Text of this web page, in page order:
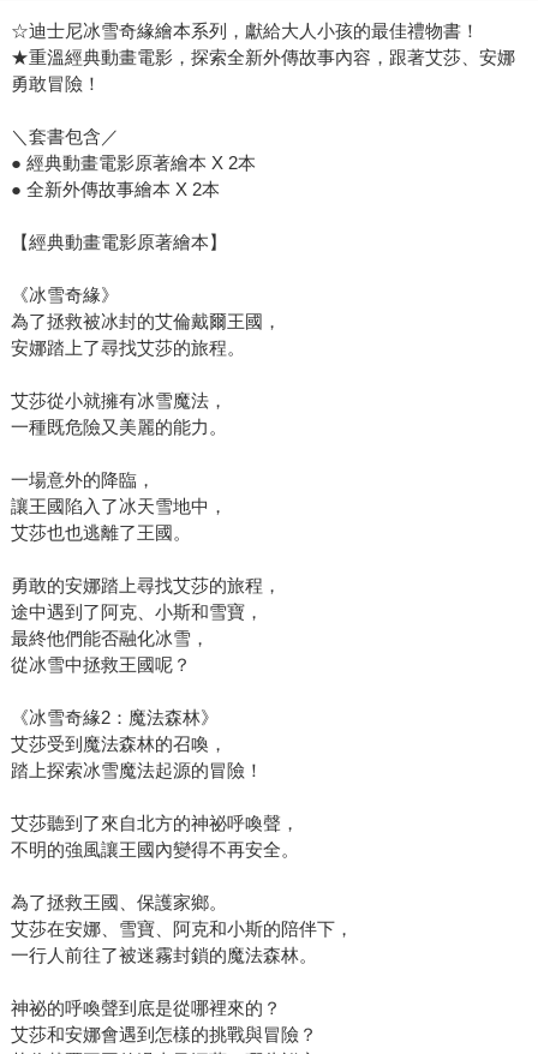
☆迪士尼冰雪奇緣繪本系列，獻給大人小孩的最佳禮物書！
★重溫經典動畫電影，探索全新外傳故事內容，跟著艾莎、安娜
勇敢冒險！
＼套書包含／
● 經典動畫電影原著繪本 X 2本
● 全新外傳故事繪本 X 2本
【經典動畫電影原著繪本】
《冰雪奇緣》
為了拯救被冰封的艾倫戴爾王國，
安娜踏上了尋找艾莎的旅程。
艾莎從小就擁有冰雪魔法，
一種既危險又美麗的能力。
一場意外的降臨，
讓王國陷入了冰天雪地中，
艾莎也也逃離了王國。
勇敢的安娜踏上尋找艾莎的旅程，
途中遇到了阿克、小斯和雪寶，
最終他們能否融化冰雪，
從冰雪中拯救王國呢？
《冰雪奇緣2：魔法森林》
艾莎受到魔法森林的召喚，
踏上探索冰雪魔法起源的冒險！
艾莎聽到了來自北方的神祕呼喚聲，
不明的強風讓王國內變得不再安全。
為了拯救王國、保護家鄉。
艾莎在安娜、雪寶、阿克和小斯的陪伴下，
一行人前往了被迷霧封鎖的魔法森林。
神祕的呼喚聲到底是從哪裡來的？
艾莎和安娜會遇到怎樣的挑戰與冒險？